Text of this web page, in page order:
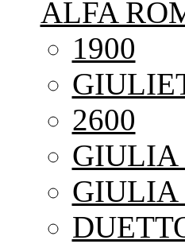
ALFA
1900
2600
GIULIA
GIULIA